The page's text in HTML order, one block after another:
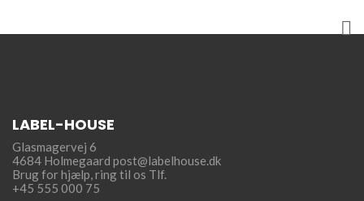
LABEL-HOUSE
Glasmagervej 6
4684 Holmegaard post@labelhouse.dk
Brug for hjælp,ring til os Tlf.
+45 555 000 75
